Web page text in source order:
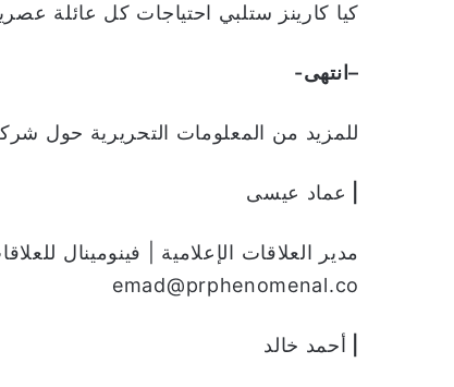
كيا كارينز ستلبي احتياجات كل عائلة
–انتهى-
للمزيد من المعلومات التحريرية حول شركة
عماد عيسى
emad@prphenomenal.co
أحمد خالد